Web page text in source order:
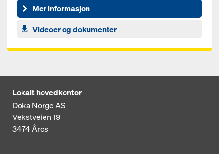
der kranløftede laster kan settes ned midlertidig og sikker...
Mer informasjon
Videoer og dokumenter
Lokalt hovedkontor
Doka Norge AS
Vekstveien 19
3474Åros